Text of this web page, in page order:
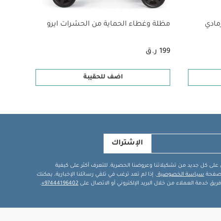
- كشمير
مظلة وغطاء الحماية من الحشرات ايرو
199 ر.ق
اضف للحقيبة
الإشتراك
على كل جديد من تشكيلاتنا وعروضنا الحصرية. للتعرف أكثر على كيفية
صفحة سياسة الخصوصية . إذا لم تعد ترغب في تلقي رسائلنا الإخبارية، يمكنك
خدمة العملاء من خلال البريد الإلكتروني أو الاتصال على 97444196402+
.